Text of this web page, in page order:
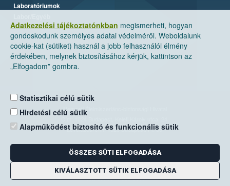
Adatkezelési tájékoztatónkban megismerheti, hogyan
gondoskodunk személyes adatai védelméről. Weboldalunk
cookie-kat (sütiket) használ a jobb felhasználói élmény
érdekében, melynek biztosításához kérjük, kattintson az
„Elfogadom” gombra.
Statisztikai célú sütik
Hirdetési célú sütik
Alapműködést biztosító és funkcionális sütik
ÖSSZES SÜTI ELFOGADÁSA
KIVÁLASZTOTT SÜTIK ELFOGADÁSA
Laboratóriumok
Nemzeti Élelmiszerlánc-biztonsági Hivatal
Levelezési cím: 1525 Budapest. Pf. 30.
E-mail:ugyfelszolgalat@nebih.gov.hu
Zöld szám: 06-80/263-244
Telefon: 06-1/ 336-9000